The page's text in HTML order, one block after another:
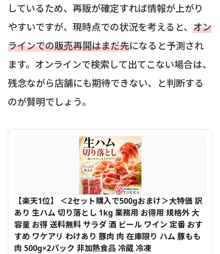
しているため、再販が確定すれば情報が上がり
やすいですが、現時点での状況を考えると、 オン
ラインでの販売再開はまだ先になると予測され
ます。オンラインで検索して出てこない場合は、
残念ながら店舗にも期待できない、と判断する
のが賢明でしょう。
【楽天1位】 ＜2セット購入で500gおまけ＞大特価 訳
あり 生ハム 切り落とし 1kg 業務用 お得用 規格外 大
容量 お得 送料無料 サラダ 酒 ビール ワイン 定番 おす
すめ ワケアリ わけあり 豚肉 肉 在庫限り ハム 豚もも
肉 500g×2パック 非加熱食品 冷蔵 冷凍